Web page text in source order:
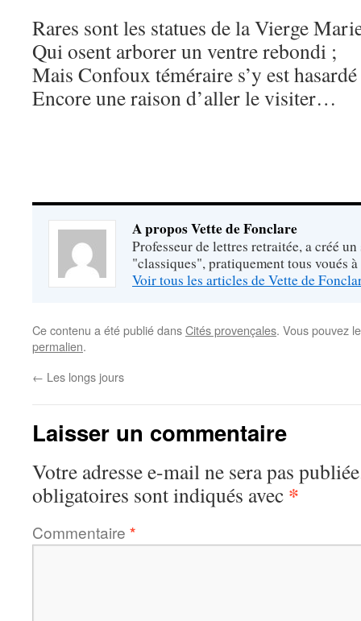
Rares sont les statues de la Vierge
Qui osent arborer un ventre rebondi ;
Mais Confoux téméraire s’y est
Encore une raison d’aller le visiter…
A propos Vette de Fonclare
Professeur de lettres retraitée, a créé
"classiques", pratiquement tous voués
Voir tous les articles de Vette de
Ce contenu a été publié dansCités provençales. Vous pouvez
permalien.
← Les longs jours
Laisser un commentaire
Votre adresse e-mail ne sera pas
obligatoires sont indiqués avec *
Commentaire *